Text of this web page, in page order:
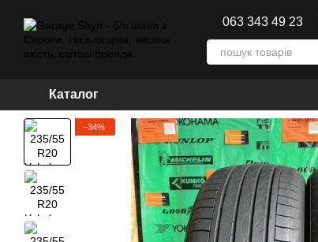
063 343 49 23
Каталог
−34%